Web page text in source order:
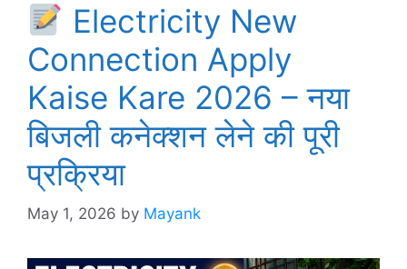
Electricity New
Connection Apply
Kaise Kare 2026 – नया
बिजली कनेक्शन लेने की पूरी
प्रक्रिया
May 1, 2026 by Mayank